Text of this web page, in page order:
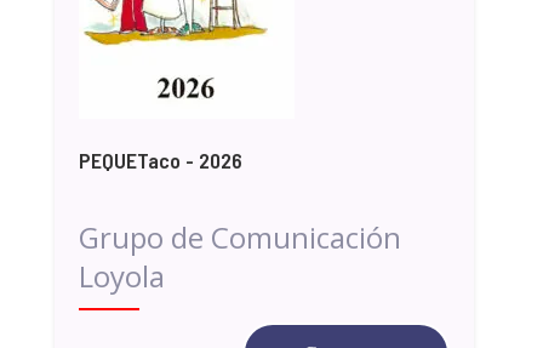
PEQUETaco - 2026
Grupo de Comunicación
Loyola